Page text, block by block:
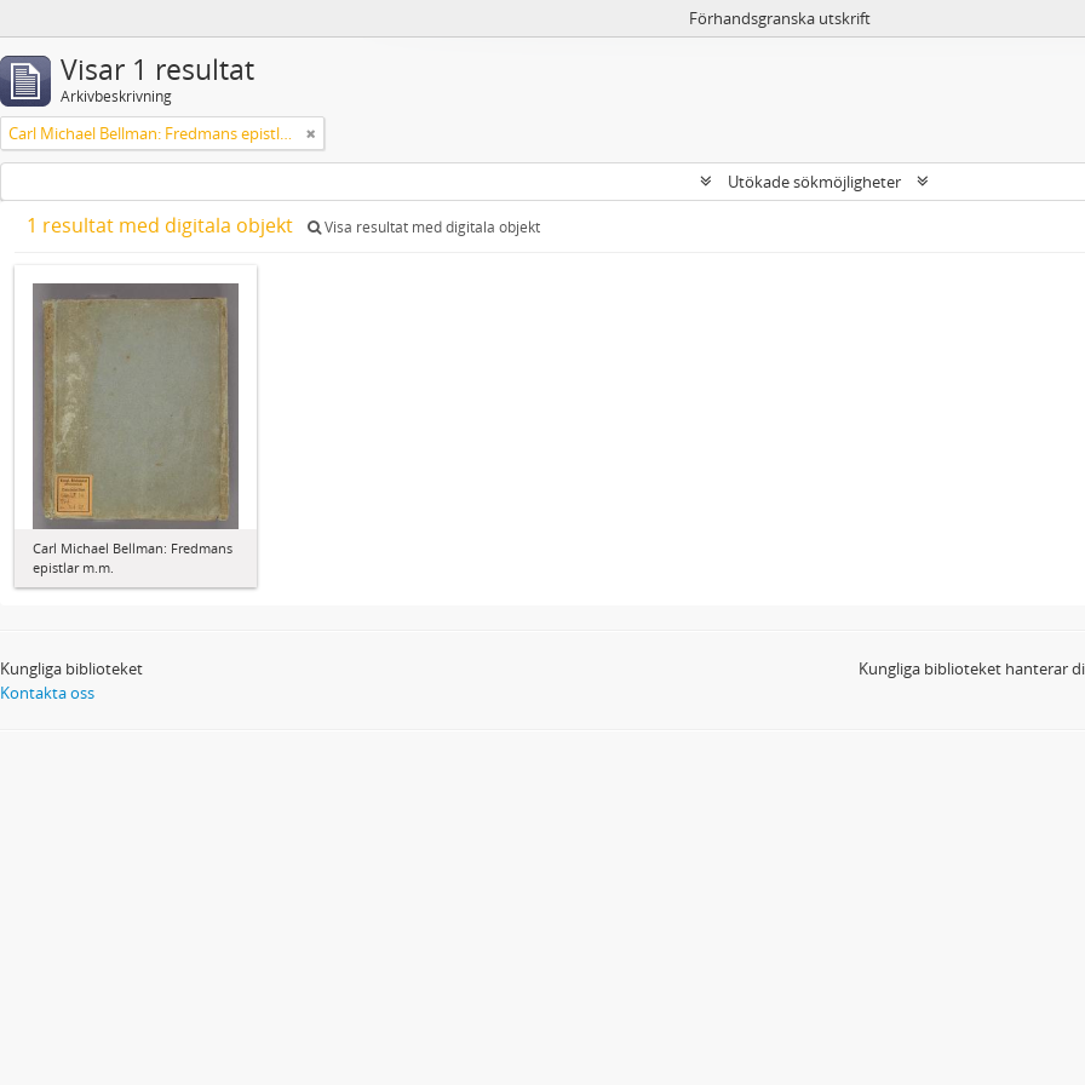
Förhandsgranska utskrift
Visar 1 resultat
Arkivbeskrivning
Carl Michael Bellman: Fredmans epistlar m.m.
Utökade sökmöjligheter
1 resultat med digitala objekt Visa resultat med digitala objekt
Carl Michael Bellman: Fredmans
epistlar m.m.
Kungliga biblioteket
Kontakta oss
Kungliga biblioteket hanterar